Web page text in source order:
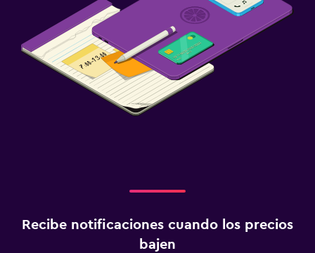
Recibe notificaciones cuando los precios
bajen